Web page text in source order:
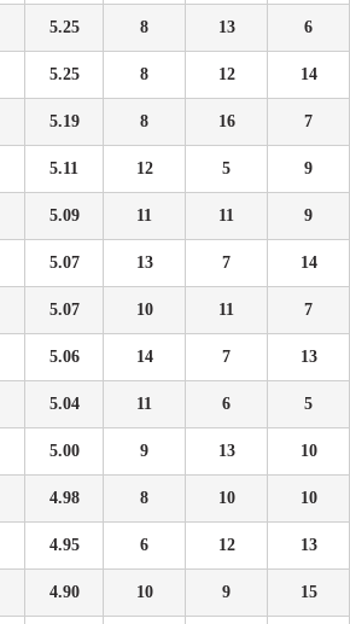
5.25 8 13 6
5.25 8 12 14
5.19 8 16 7
5.11 12 5 9
5.09 11 11 9
5.07 13 7 14
5.07 10 11 7
5.06 14 7 13
5.04 11 6 5
5.00 9 13 10
4.98 8 10 10
4.95 6 12 13
4.90 10 9 15